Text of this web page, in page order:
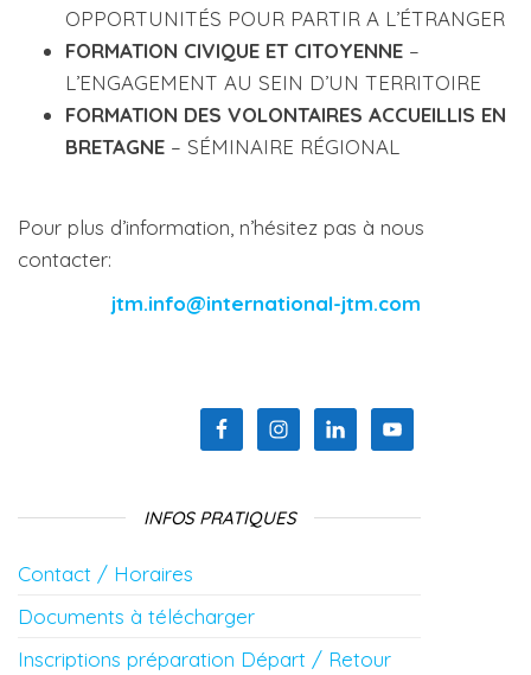
OPPORTUNITÉS POUR PARTIR A L’ÉTRANGER
FORMATION CIVIQUE ET CITOYENNE –
L’ENGAGEMENT AU SEIN D’UN TERRITOIRE
FORMATION DES VOLONTAIRES ACCUEILLIS EN
BRETAGNE – SÉMINAIRE RÉGIONAL
Pour plus d’information, n’hésitez pas à nous
contacter:
jtm.info@international-jtm.com
INFOS PRATIQUES
Contact / Horaires
Documents à télécharger
Inscriptions préparation Départ / Retour